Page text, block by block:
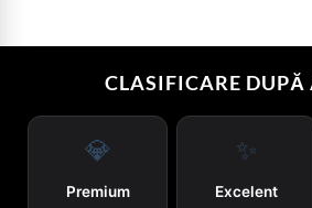
CLASIFICARE DUPĂ
💎
Premium
✨
Excelent